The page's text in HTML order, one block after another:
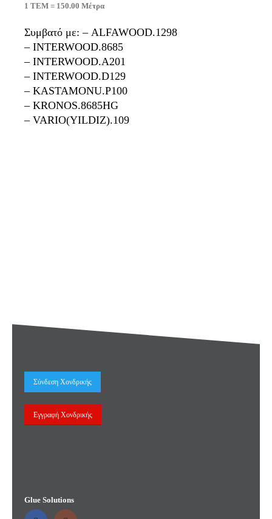
1 ΤΕΜ = 150.00 Μέτρα
Συμβατό με: – ALFAWOOD.1298
– INTERWOOD.8685
– INTERWOOD.A201
– INTERWOOD.D129
– KASTAMONU.P100
– KRONOS.8685HG
– VARIO(YILDIZ).109
Σύνδεση Χονδρικής
Εγγραφή Χονδρικής
Glue Solutions